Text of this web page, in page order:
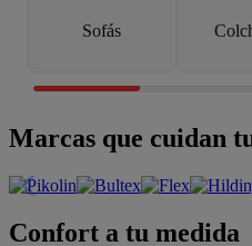
Sofás
Marcas que cuidan
Confort a tu medida